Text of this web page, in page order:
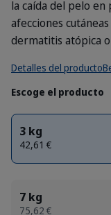
la caída del pelo en
afecciones
dermatitis atópica
Detalles del producto
Escoge el producto
3 kg
42,61 €
7 kg
75,62 €